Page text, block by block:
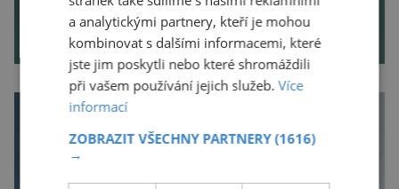
a analytickými partnery, kteří je mohou
kombinovat s dalšími informacemi, které
jste jim poskytli nebo které shromáždili
při vašem používání jejich služeb.Více
informací
ZOBRAZIT VŠECHNY PARTNERY(1616)
→